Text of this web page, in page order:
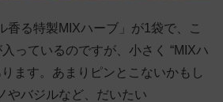
香る特製MIXハーブ」が1袋で、こ
っているのですが、小さく “MIXハ
ます。あまりピンとこないかもし
やバジルなど、だいたい